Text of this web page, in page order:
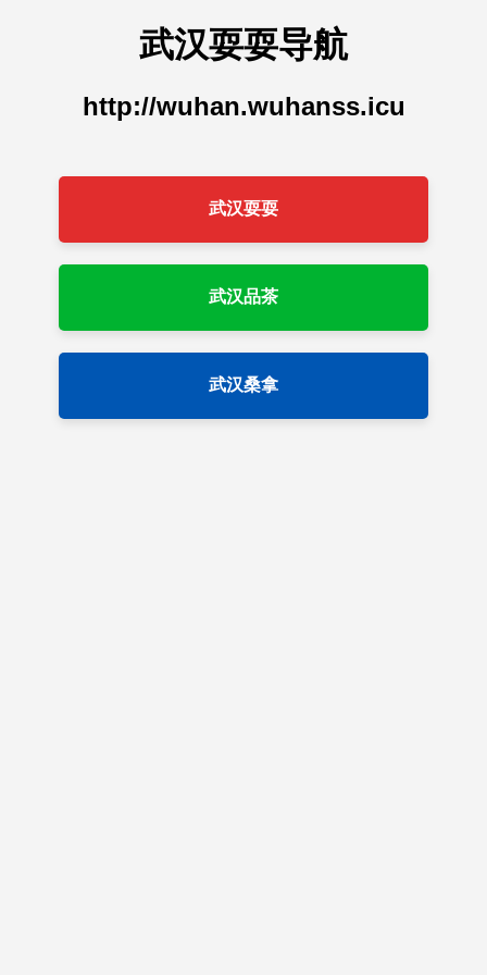
武汉耍耍导航
http://wuhan.wuhanss.icu
武汉耍耍
武汉品茶
武汉桑拿